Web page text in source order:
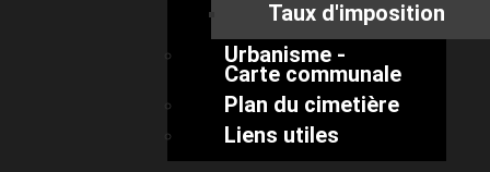
Taux d'imposition
Urbanisme -
Carte communale
Plan du cimetière
Liens utiles